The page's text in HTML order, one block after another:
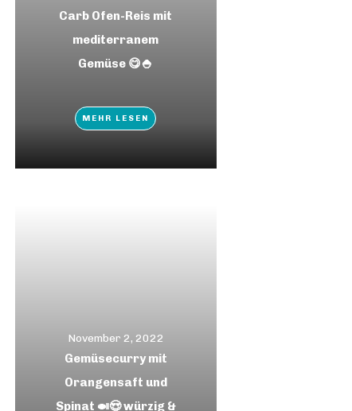
Carb Ofen-Reis mit
mediterranem
Gemüse 😋🍚
MEHR LESEN
November 2, 2022
Gemüsecurry mit
Orangensaft und
Spinat 🍛😍 würzig &